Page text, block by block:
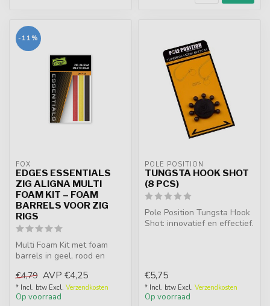
-11%
FOX
EDGES ESSENTIALS
ZIG ALIGNA MULTI
FOAM KIT – FOAM
BARRELS VOOR ZIG
RIGS
Multi Foam Kit met foam
barrels in geel, rood en
Alignas...
€4,79 AVP €4,25
* Incl. btw Excl. Verzendkosten
Op voorraad
POLE POSITION
TUNGSTA HOOK SHOT
(8 PCS)
Pole Position Tungsta Hook
Shot: innovatief en effectief.
€5,75
* Incl. btw Excl. Verzendkosten
Op voorraad